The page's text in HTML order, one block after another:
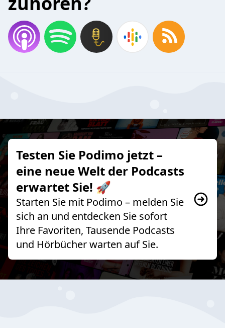
Testen Sie Podimo jetzt –
eine neue Welt der Podcasts
erwartet Sie! 🚀
Starten Sie mit Podimo – melden Sie
sich an und entdecken Sie sofort
Ihre Favoriten, Tausende Podcasts
und Hörbücher warten auf Sie.